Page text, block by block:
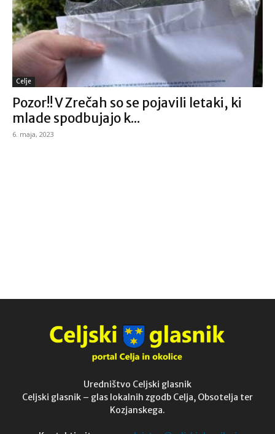
Celje
Pozor!! V Zrečah so se pojavili letaki, ki
mlade spodbujajo k...
6. maja, 2023
Uredništvo Celjski glasnik
Celjski glasnik – glas lokalnih zgodb Celja, Obsotelja ter
Kozjanskega.